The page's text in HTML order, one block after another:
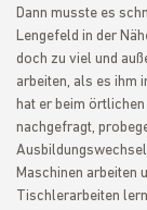
Dann musste es
Lengefeld in der
doch zu viel und
arbeiten, als es ihm
hat er beim örtlichen
nachgefragt,
Maschinen arbeiten
Tischlerarbeiten